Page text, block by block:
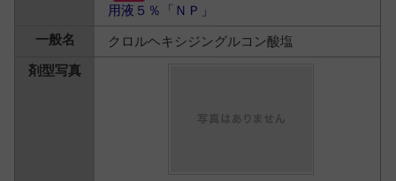
用液５％「ＮＰ」
クロルヘキシジングルコン酸塩